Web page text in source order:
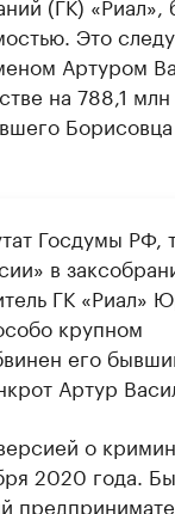
Это
Артуром
на 788,1
Госдумы РФ,
в
ГК «Риал»
крупном
его
Артур
о
2020 года.